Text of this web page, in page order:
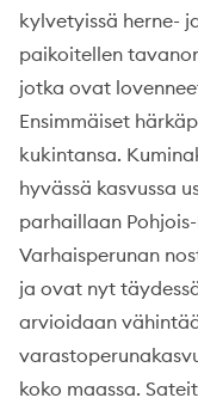
kylvetyissä herne-
paikoitellen
jotka ovat
Ensimmäiset
kukintansa.
hyvässä kasvussa
parhaillaan
Varhaisperunan
ja ovat nyt
arvioidaan
koko maassa.